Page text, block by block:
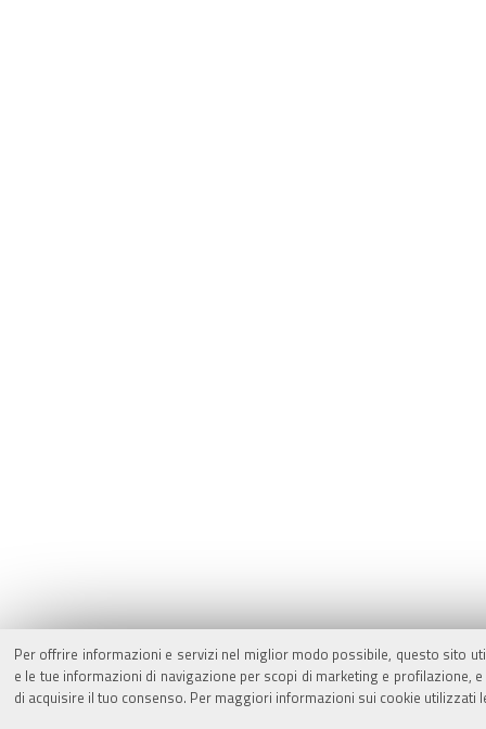
Per offrire informazioni e servizi nel miglior modo possibile, questo sito
e le tue informazioni di navigazione per scopi di marketing e
di acquisire il tuo consenso. Per maggiori informazioni sui cookie utilizzati